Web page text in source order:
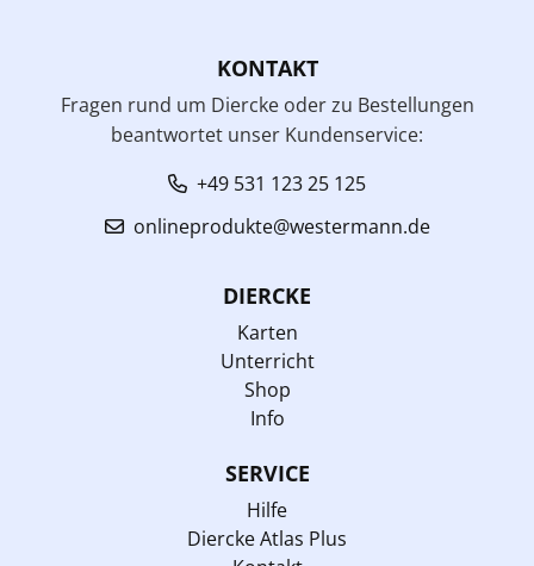
KONTAKT
Fragen rund um Diercke oder zu Bestellungen
beantwortet unser Kundenservice:
+49 531 123 25 125
onlineprodukte@westermann.de
DIERCKE
Karten
Unterricht
Shop
Info
SERVICE
Hilfe
Diercke Atlas Plus